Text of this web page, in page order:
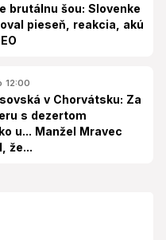
brutálnu šou: Slovenke
pieseň, reakcia, akú
12:00
v Chorvátsku: Za
s dezertom
u... Manžel Mravec
že...